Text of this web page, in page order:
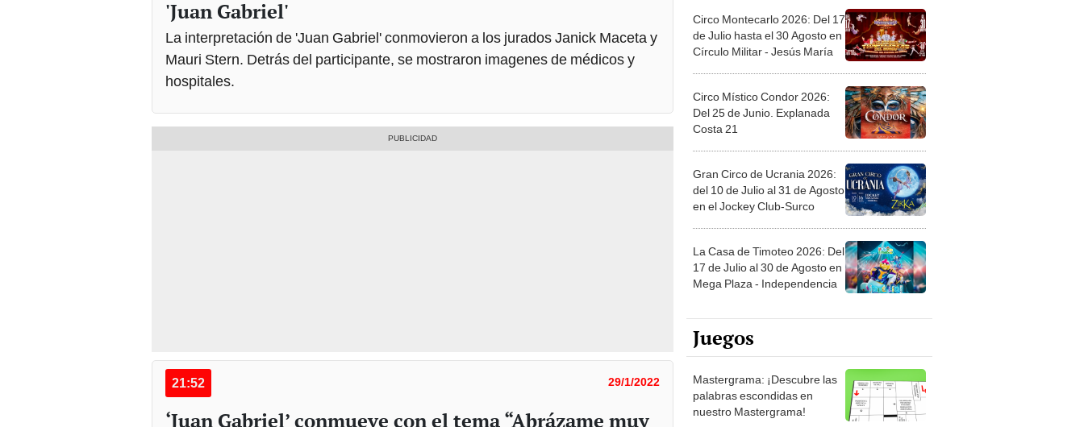
'Juan Gabriel'
La interpretación de 'Juan Gabriel' conmovieron a los jurados Janick Maceta y
Mauri Stern. Detrás del participante, se mostraron imagenes de médicos y
hospitales.
21:52 29/1/2022
‘Juan Gabriel’ conmueve con el tema “Abrázame muy
Circo Montecarlo 2026: Del 17
de Julio hasta el 30 Agosto en
Círculo Militar - Jesús María
Circo Místico Condor 2026:
Del 25 de Junio. Explanada
Costa 21
Gran Circo de Ucrania 2026:
del 10 de Julio al 31 de Agosto
en el Jockey Club-Surco
La Casa de Timoteo 2026: Del
17 de Julio al 30 de Agosto en
Mega Plaza - Independencia
Juegos
Mastergrama: ¡Descubre las
palabras escondidas en
nuestro Mastergrama!